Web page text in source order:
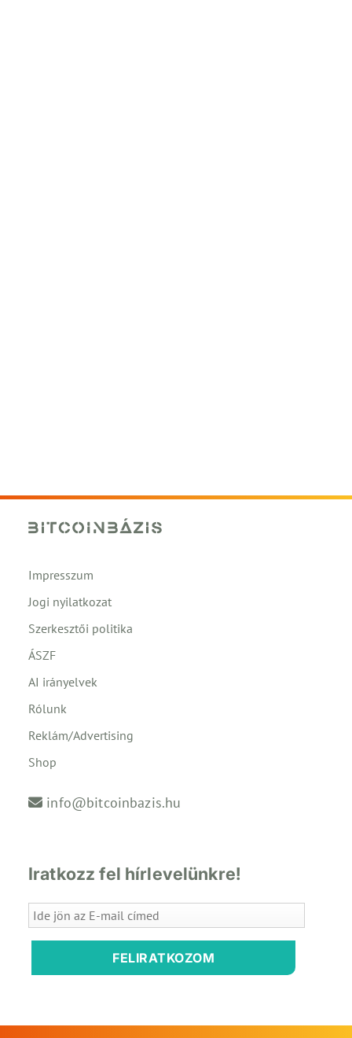
Impresszum
Jogi nyilatkozat
Szerkesztői politika
ÁSZF
AI irányelvek
Rólunk
Reklám/Advertising
Shop
info@bitcoinbazis.hu
Iratkozz fel hírlevelünkre!
FELIRATKOZOM